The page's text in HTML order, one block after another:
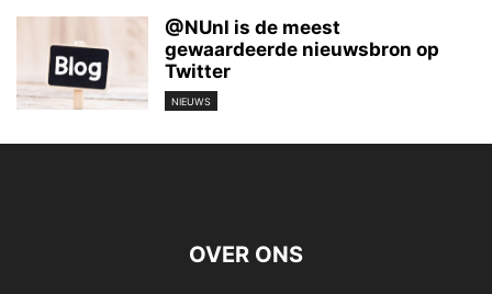
@NUnl is de meest
gewaardeerde nieuwsbron op
Twitter
NIEUWS
OVER ONS